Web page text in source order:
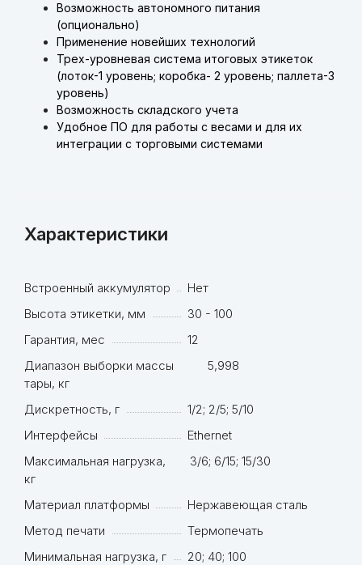
Возможность автономного питания
(опционально)
Применение новейших технологий
Трех-уровневая система итоговых этикеток
(лоток-1 уровень; коробка- 2 уровень; паллета-3
уровень)
Возможность складского учета
Удобное ПО для работы с весами и для их
интеграции с торговыми системами
Характеристики
Встроенный аккумулятор
Нет
Высота этикетки, мм
30 - 100
Гарантия, мес
12
Диапазон выборки массы
тары, кг
5,998
Дискретность, г
1/2; 2/5; 5/10
Интерфейсы
Ethernet
Максимальная нагрузка,
кг
3/6; 6/15; 15/30
Материал платформы
Нержавеющая сталь
Метод печати
Термопечать
Минимальная нагрузка, г
20; 40; 100